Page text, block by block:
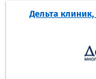
Дельта